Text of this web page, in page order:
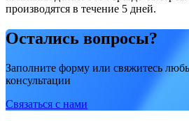
производятся в течение 5 дней.
Остались вопросы?
Заполните форму или свяжитесь
консультации
Связаться с нами